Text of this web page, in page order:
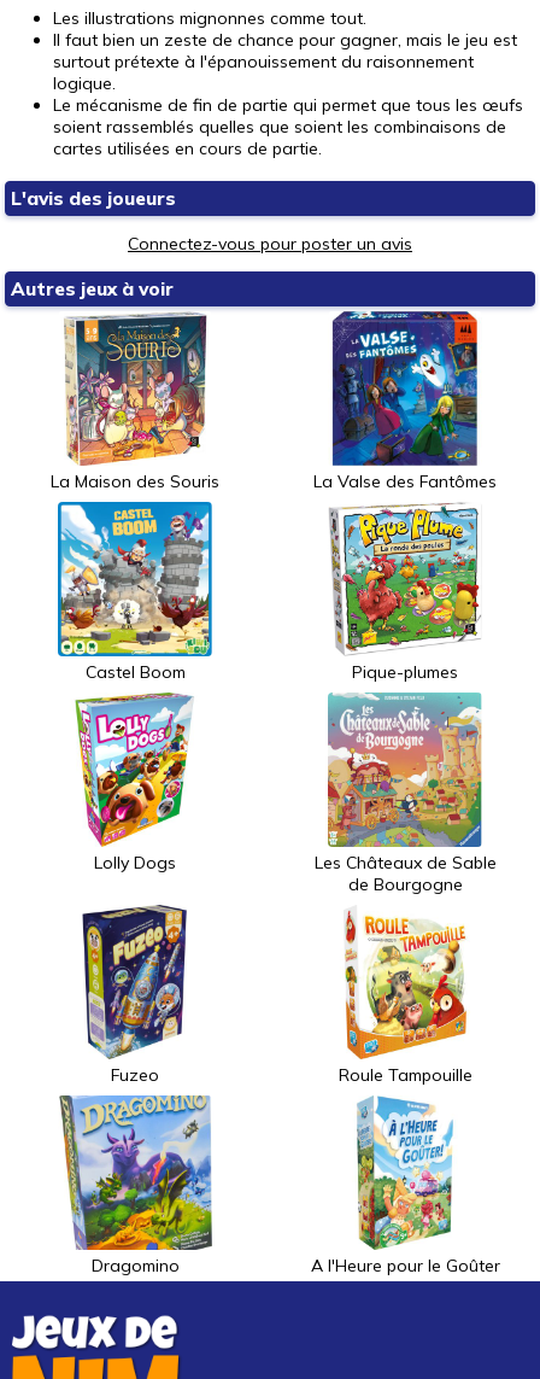
Les illustrations mignonnes comme tout.
Il faut bien un zeste de chance pour gagner, mais le jeu est
surtout prétexte à l'épanouissement du raisonnement
logique.
Le mécanisme de fin de partie qui permet que tous les œufs
soient rassemblés quelles que soient les combinaisons de
cartes utilisées en cours de partie.
L'avis des joueurs
Connectez-vous pour poster un avis
Autres jeux à voir
La Maison des Souris La Valse des Fantômes
Castel Boom Pique-plumes
Lolly Dogs
Les Châteaux de Sable
de Bourgogne
Fuzeo Roule Tampouille
Dragomino A l'Heure pour le Goûter